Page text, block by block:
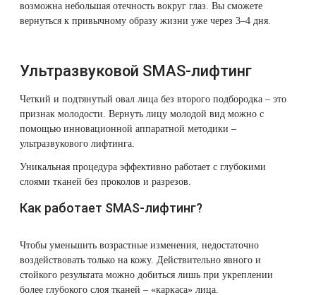
возможна небольшая отечность вокруг глаз. Вы сможете
вернуться к привычному образу жизни уже через 3–4 дня.
Ультразвуковой SMAS-лифтинг
Четкий и подтянутый овал лица без второго подбородка – это
признак молодости. Вернуть лицу молодой вид можно с
помощью инновационной аппаратной методики –
ультразвукового лифтинга.
Уникальная процедура эффективно работает с глубокими
слоями тканей без проколов и разрезов.
Как работает SMAS-лифтинг?
Чтобы уменьшить возрастные изменения, недостаточно
воздействовать только на кожу. Действительно явного и
стойкого результата можно добиться лишь при укреплении
более глубокого слоя тканей – «каркаса» лица.